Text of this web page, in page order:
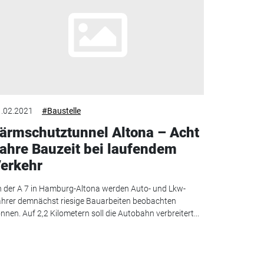
#Baustelle
Altona – Acht
Bauzeit bei laufendem
der A 7 in Hamburg-Altona werden Auto- und Lkw-
demnächst riesige Bauarbeiten beobachten
Auf 2,2 Kilometern soll die Autobahn verbreitert...